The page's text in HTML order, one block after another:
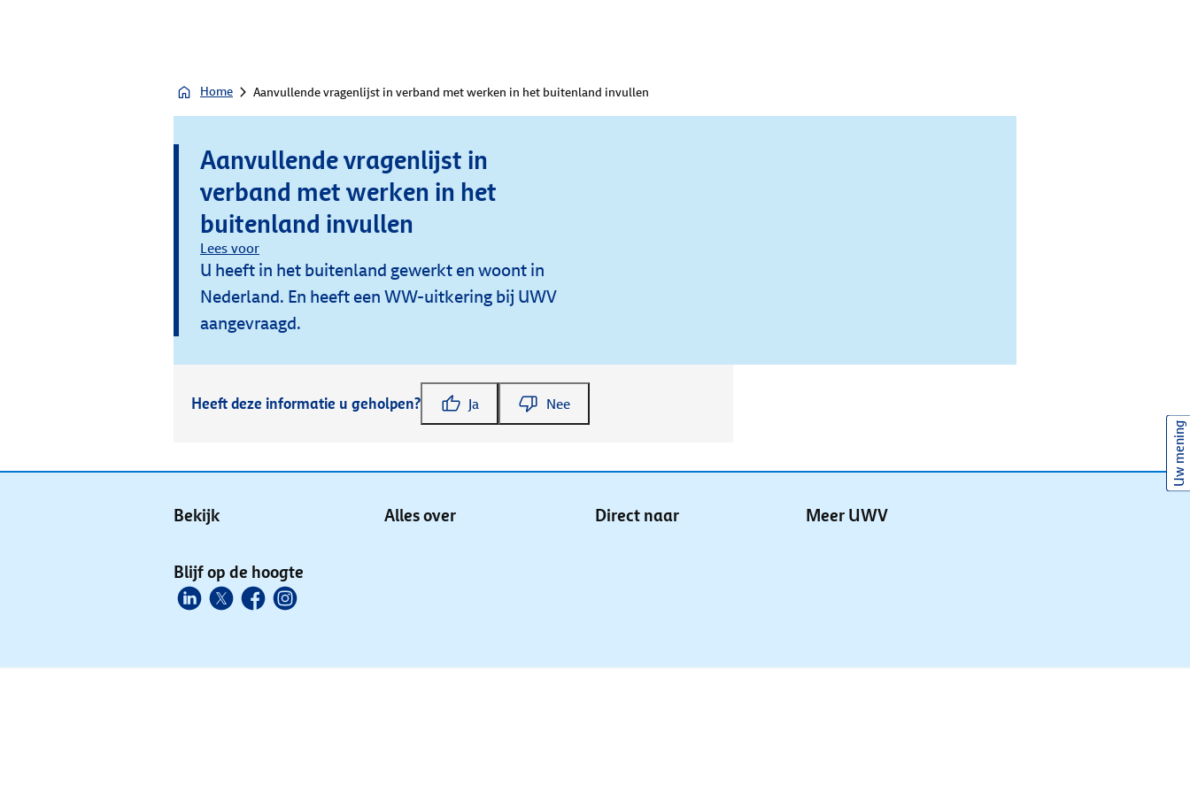
Home Aanvullende vragenlijst in verband met werken in het buitenland invullen
Aanvullende vragenlijst in
verband met werken in het
buitenland invullen
Lees voor
U heeft in het buitenland gewerkt en woont in
Nederland. En heeft een WW-uitkering bij UWV
aangevraagd.
Heeft deze informatie u geholpen? Ja Nee
Bekijk Alles over Direct naar Meer UWV
Blijf op de hoogte
Uw mening